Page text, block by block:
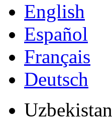
English
Español
Français
Deutsch
Uzbekistan